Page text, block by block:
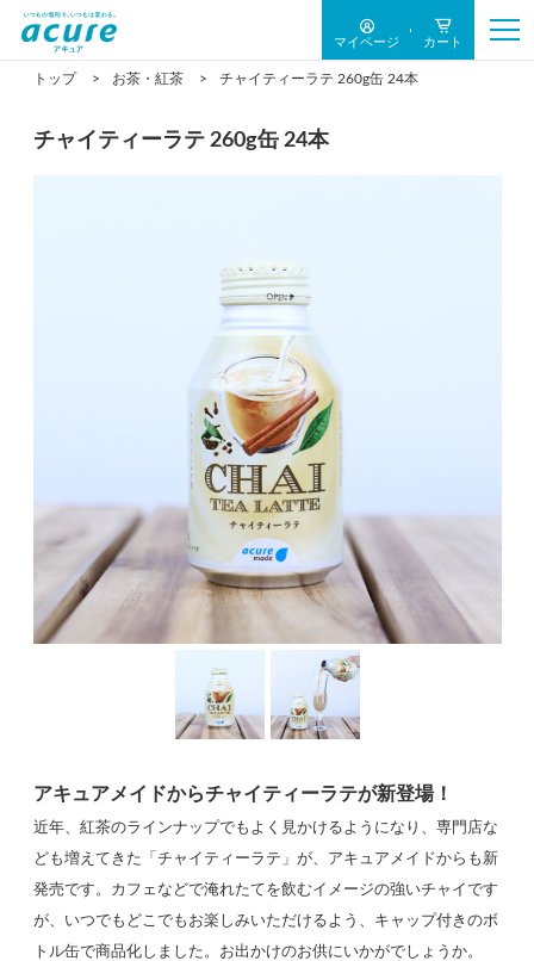
マイページ カート
トップ お茶・紅茶 チャイティーラテ 260g缶 24本
チャイティーラテ 260g缶 24本
アキュアメイドからチャイティーラテが新登場！
近年、紅茶のラインナップでもよく見かけるようになり、専門店な
ども増えてきた「チャイティーラテ」が、アキュアメイドからも新
発売です。カフェなどで淹れたてを飲むイメージの強いチャイです
が、いつでもどこでもお楽しみいただけるよう、キャップ付きのボ
トル缶で商品化しました。お出かけのお供にいかがでしょうか。